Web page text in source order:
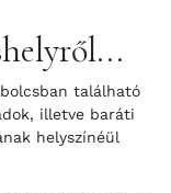
található
illetve baráti
helyszínéül